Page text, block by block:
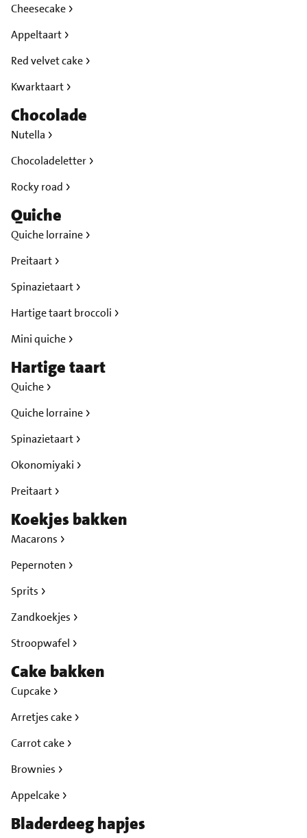
Cheesecake
Appeltaart
Red velvet cake
Kwarktaart
Chocolade
Nutella
Chocoladeletter
Rocky road
Quiche
Quiche lorraine
Preitaart
Spinazietaart
Hartige taart broccoli
Mini quiche
Hartige taart
Quiche
Quiche lorraine
Spinazietaart
Okonomiyaki
Preitaart
Koekjes bakken
Macarons
Pepernoten
Sprits
Zandkoekjes
Stroopwafel
Cake bakken
Cupcake
Arretjes cake
Carrot cake
Brownies
Appelcake
Bladerdeeg hapjes